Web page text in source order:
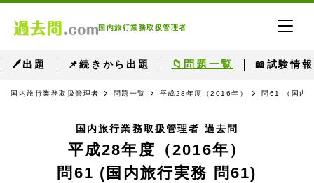
国内旅行業務取扱管理者
🖊出題 📌続きから出題 📁問題一覧 📖試験情報
国内旅行業務取扱管理者 問題一覧 平成28年度（2016年） 問61 （国内
国内旅行業務取扱管理者 過去問
平成28年度（2016年）
問61 (国内旅行実務 問61)